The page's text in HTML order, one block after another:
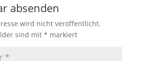
absenden
wird nicht veröffentlicht.
sind mit * markiert